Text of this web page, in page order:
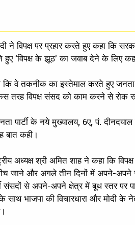
ने विपक्ष पर प्रहार करते हुए कहा कि
‘विपक्ष के झूठ’ का जवाब देने के लिए
कि वे तकनीक का इस्तेमाल करते हुए
तरह विपक्ष संसद को काम करने से रोक
पार्टी के नये मुख्यालय, 6ए, पं.
बात कही।
अध्यक्ष श्री अमित शाह ने कहा कि
जाने और अगले तीन दिनों में अपने-अपने
संसदों से अपने-अपने क्षेत्र में बूथ स्तर पर
भाजपा की विचारधारा और मोदी